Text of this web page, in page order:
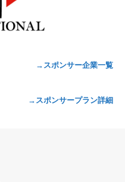
→スポンサー企業一覧
→スポンサープラン詳細